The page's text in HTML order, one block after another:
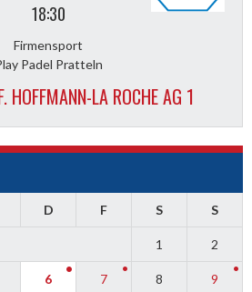
18:30
Firmensport
Padel Pratteln
HOFFMANN-LA ROCHE AG 1
D F S S
1 2
6 7 8 9